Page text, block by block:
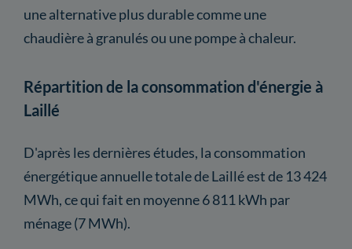
une alternative plus durable comme une
chaudière à granulés ou une pompe à chaleur.
Répartition de la consommation d'énergie à
Laillé
D'après les dernières études, la consommation
énergétique annuelle totale de Laillé est de 13 424
MWh, ce qui fait en moyenne 6 811 kWh par
ménage (7 MWh).